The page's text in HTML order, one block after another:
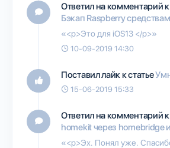
Ответил на комментарий к
Бэкап Raspberry
«<p>Это для iOS13 </p>»
10-09-2019 14:30
Поставил лайк к статье
15-06-2019 15:33
Ответил на комментарий к
homekit через homebridge
«<p>Эх. Понял уже.